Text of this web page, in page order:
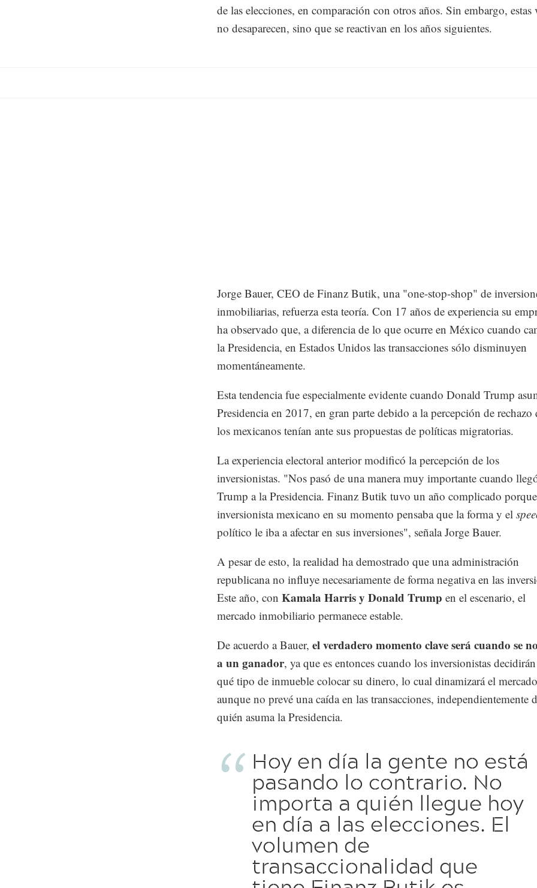
de las elecciones, en comparación con otros años. Sin embargo, estas
no desaparecen, sino que se reactivan en los años siguientes.
Jorge Bauer, CEO de Finanz Butik, una "one-stop-shop" de
inmobiliarias, refuerza esta teoría. Con 17 años de experiencia su
ha observado que, a diferencia de lo que ocurre en México cuando
la Presidencia, en Estados Unidos las transacciones sólo disminuyen
momentáneamente.
Esta tendencia fue especialmente evidente cuando Donald Trump
Presidencia en 2017, en gran parte debido a la percepción de rechazo
los mexicanos tenían ante sus propuestas de políticas migratorias.
La experiencia electoral anterior modificó la percepción de los
inversionistas. "Nos pasó de una manera muy importante cuando
Trump a la Presidencia. Finanz Butik tuvo un año complicado
inversionista mexicano en su momento pensaba que la forma y el
político le iba a afectar en sus inversiones", señala Jorge Bauer.
A pesar de esto, la realidad ha demostrado que una administración
republicana no influye necesariamente de forma negativa en las
Este año, con Kamala Harris y Donald Trump en el escenario, el
mercado inmobiliario permanece estable.
De acuerdo a Bauer, el verdadero momento clave será cuando se
a un ganador, ya que es entonces cuando los inversionistas
qué tipo de inmueble colocar su dinero, lo cual dinamizará el
aunque no prevé una caída en las transacciones, independientemente
quién asuma la Presidencia.
Hoy en día la gente no está
pasando lo contrario. No
importa a quién llegue hoy
en día a las elecciones. El
volumen de
transaccionalidad que